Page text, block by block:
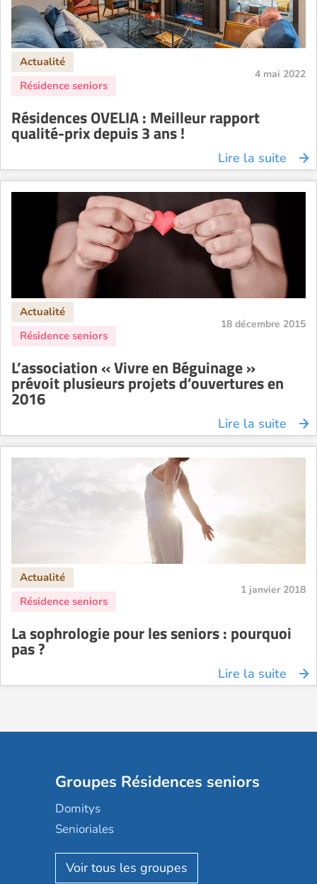
4 mai 2022
Résidences OVELIA : Meilleur rapport
qualité-prix depuis 3 ans !
Lire la suite
18 décembre 2015
L’association « Vivre en Béguinage »
prévoit plusieurs projets d’ouvertures en
2016
Lire la suite
1 janvier 2018
La sophrologie pour les seniors : pourquoi
pas ?
Lire la suite
Groupes Résidences seniors
Domitys
Senioriales
Nohée
Les Résidentiels